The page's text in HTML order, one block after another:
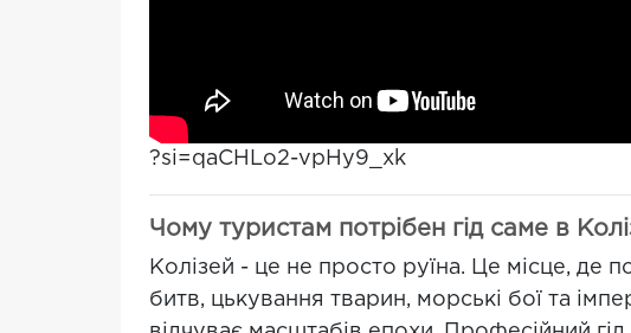
?si=qaCHLo2-vpHy9_xk
Чому туристам потрібен гід саме в
Колізей - це не просто руїна. Це місце, де
битв, цькування тварин, морські бої та